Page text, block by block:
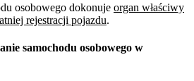
osobowego dokonuje organ właściwy
rejestracji pojazdu.
samochodu osobowego w